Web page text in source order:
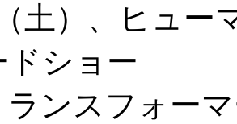
土）、ヒュー
ドショー
ランスフォー